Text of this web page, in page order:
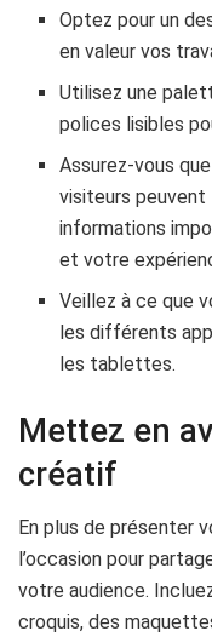
Optez pour un
en valeur vos
Utilisez une
polices lisibles
Assurez-vous
visiteurs
informations
et votre
Veillez à ce que
les différents
les tablettes.
Mettez en
créatif
En plus de présenter
l’occasion pour
votre audience.
croquis, des